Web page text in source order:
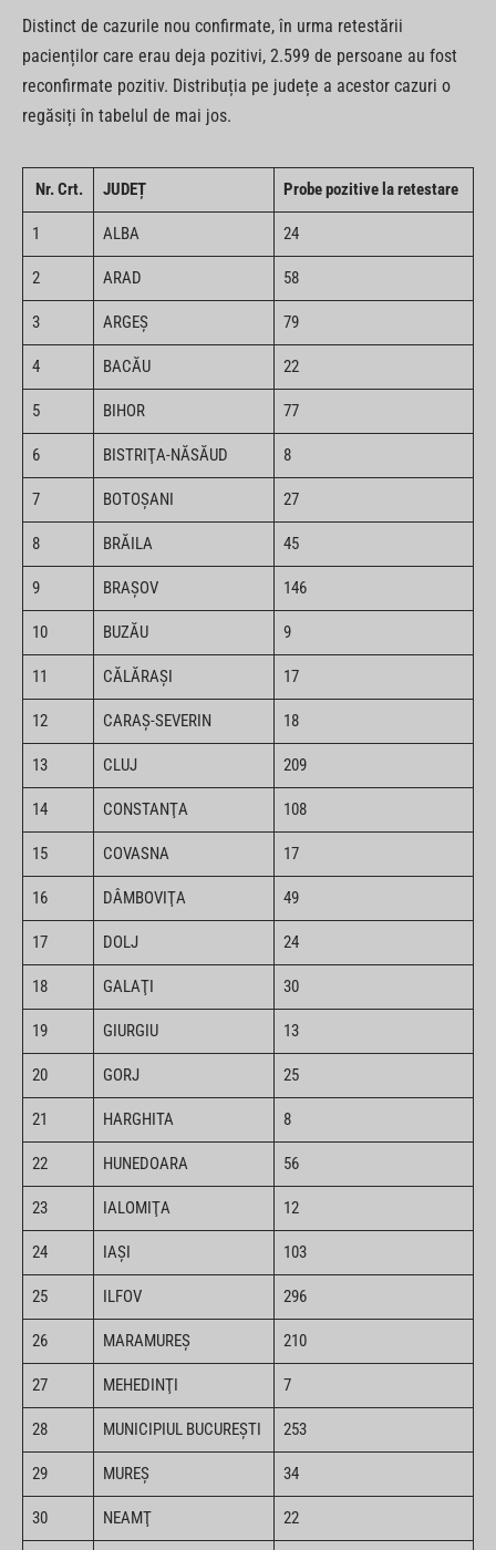
Distinct de cazurile nou confirmate, în urma retestării
pacienților care erau deja pozitivi, 2.599 de persoane au fost
reconfirmate pozitiv. Distribuția pe județe a acestor cazuri o
regăsiți în tabelul de mai jos.
Nr. Crt. JUDEȚ Probe pozitive la retestare
1 ALBA 24
2 ARAD 58
3 ARGEŞ 79
4 BACĂU 22
5 BIHOR 77
6 BISTRIŢA-NĂSĂUD 8
7 BOTOŞANI 27
8 BRĂILA 45
9 BRAŞOV 146
10 BUZĂU 9
11 CĂLĂRAŞI 17
12 CARAŞ-SEVERIN 18
13 CLUJ 209
14 CONSTANŢA 108
15 COVASNA 17
16 DÂMBOVIŢA 49
17 DOLJ 24
18 GALAŢI 30
19 GIURGIU 13
20 GORJ 25
21 HARGHITA 8
22 HUNEDOARA 56
23 IALOMIŢA 12
24 IAŞI 103
25 ILFOV 296
26 MARAMUREŞ 210
27 MEHEDINŢI 7
28 MUNICIPIUL BUCUREŞTI 253
29 MUREŞ 34
30 NEAMŢ 22